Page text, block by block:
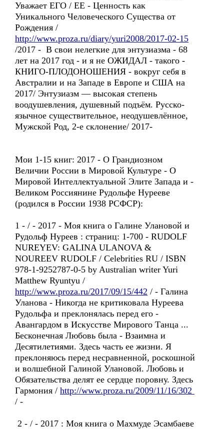
Уважает ЕГО / ЕЕ - Ценность как
Уникального Человеческого Существа от
Рождения /
http://www.proza.ru/diary/yuri2008/2017-02-15
/2017 - В свои нелегкие для энтузиазма - 68
лет на 2017 год - и я не ОЖИДАЛ - такого -
КНИГО-ПЛОДОНОШЕНИЯ - вокруг себя в
Австралии и на Западе в Европе и США на
2017/ Энтузиазм — высокая степень
воодушевления, душевный подъём. Русско-
язычное существительное, неодушевлённое,
Мужской Род, 2-е склонение/ 2017-
Мои 1-15 книг: 2017 - О Грандиозном
Величии России в Мировой Культуре - О
Мировой Интеллектуальной Элите Запада и -
Великом Россиянине Рудольфе Нурееве
(родился в России 1938 РСФСР):
1 - / - 2017 - Моя книга о Галине Улановой и
Рудольф Нуреев : страниц: 1-700 - RUDOLF
NUREYEV: GALINA ULANOVA &
NOUREEV RUDOLF / Celebrities RU / ISBN
978-1-9252787-0-5 by Australian writer Yuri
Matthew Ryuntyu /
http://www.proza.ru/2017/09/15/442 / - Галина
Уланова - Никогда не критиковала Нуреева
Рудольфа и преклонялась перед его -
Авангардом в Искусстве Мирового Танца ...
Бесконечная Любовь была - Взаимна и
Десятилетиями. Здесь часть ее жизни. Я
преклоняюсь перед несравненной, роскошной
и волшебной Галиной Улановой. Любовь и
Обязательства делят ее сердце поровну. Здесь
Гармония / http://www.proza.ru/2009/11/16/302
/ -
2 - / - 2017 : Моя книга о Махмуде Эсамбаеве